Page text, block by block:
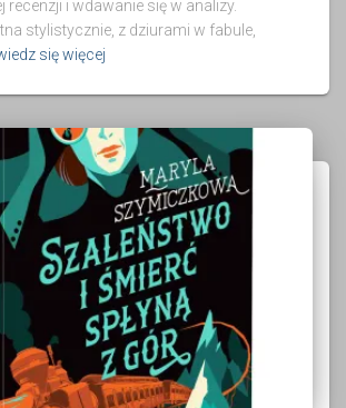
recenzji i wdawanie się w analizy.
stylistycznie, z dziurami w fabule,
się więcej